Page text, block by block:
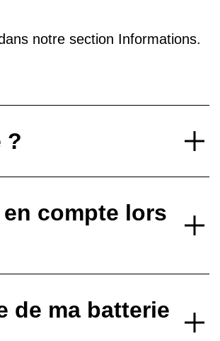
notre section Informations.
?
compte lors
de ma batterie